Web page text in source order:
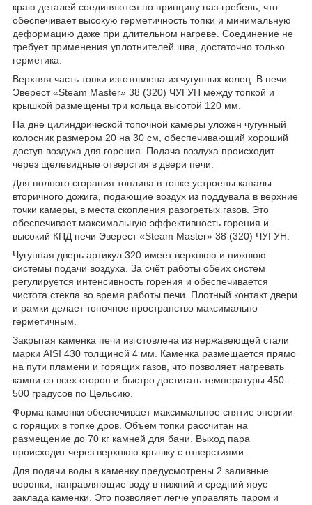
краю деталей соединяются по принципу паз-гребень, что
обеспечивает высокую герметичность топки и минимальную
деформацию даже при длительном нагреве. Соединение не
требует применения уплотнителей шва, достаточно только
герметика.
Верхняя часть топки изготовлена из чугунных колец. В печи
Эверест «Steam Master» 38 (320) ЧУГУН между топкой и
крышкой размещены три кольца высотой 120 мм.
На дне цилиндрической топочной камеры уложен чугунный
колосник размером 20 на 30 см, обеспечивающий хороший
доступ воздуха для горения. Подача воздуха происходит
через щелевидные отверстия в двери печи.
Для полного сгорания топлива в топке устроены каналы
вторичного дожига, подающие воздух из поддувала в верхние
точки камеры, в места скопления разогретых газов. Это
обеспечивает максимальную эффективность горения и
высокий КПД печи Эверест «Steam Master» 38 (320) ЧУГУН.
Чугунная дверь артикул 320 имеет верхнюю и нижнюю
системы подачи воздуха. За счёт работы обеих систем
регулируется интенсивность горения и обеспечивается
чистота стекла во время работы печи. Плотный контакт двери
и рамки делает топочное пространство максимально
герметичным.
Закрытая каменка печи изготовлена из нержавеющей стали
марки AISI 430 толщиной 4 мм. Каменка размещается прямо
на пути пламени и горящих газов, что позволяет нагревать
камни со всех сторон и быстро достигать температуры 450-
500 градусов по Цельсию.
Форма каменки обеспечивает максимальное снятие энергии
с горящих в топке дров. Объём топки рассчитан на
размещение до 70 кг камней для бани. Выход пара
происходит через верхнюю крышку с отверстиями.
Для подачи воды в каменку предусмотрены 2 заливные
воронки, направляющие воду в нижний и средний ярус
заклада каменки. Это позволяет легче управлять паром и